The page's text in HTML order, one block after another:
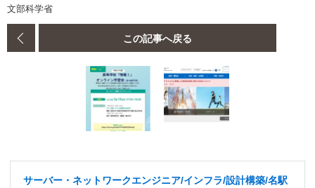
文部科学省
この記事へ戻る
サーバー・ネットワークエンジニア/インフラ/設計構築/名駅